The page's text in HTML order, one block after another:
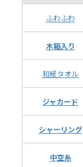
ふわふわ
木箱入り
和紙タオル
ジャカード
シャーリング
中空糸